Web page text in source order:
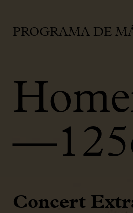
PROGRAMA DE
Concert